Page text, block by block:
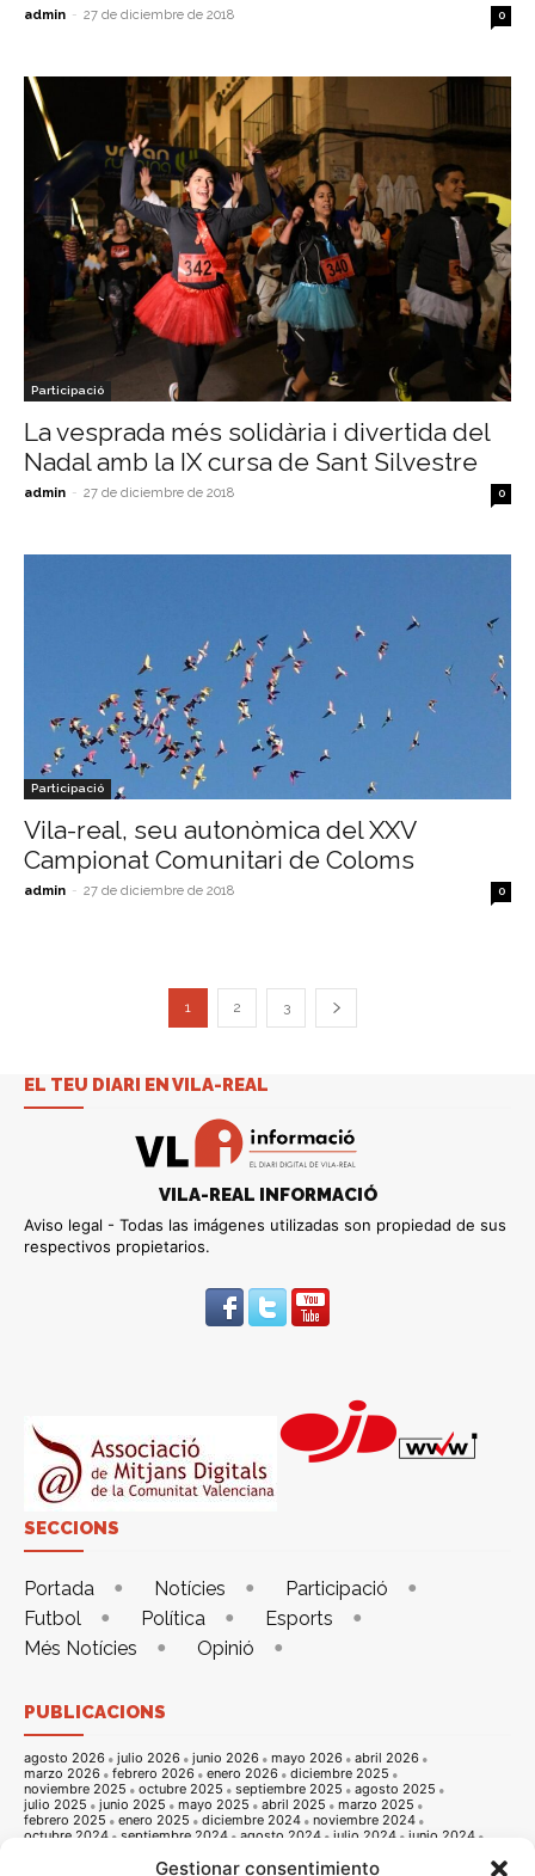
Gestionar consentimiento
admin - 27 de diciembre de 2018 0
Participació
La vesprada més solidària i divertida del
Nadal amb la IX cursa de Sant Silvestre
admin - 27 de diciembre de 2018 0
Participació
Vila-real, seu autonòmica del XXV
Campionat Comunitari de Coloms
admin - 27 de diciembre de 2018 0
1 2 3
EL TEU DIARI EN VILA-REAL
VILA-REAL INFORMACIÓ
Aviso legal - Todas las imágenes utilizadas son propiedad de sus
respectivos propietarios.
SECCIONS
Portada Notícies
Participació
Futbol
Política
Esports
Més Notícies
Opinió
PUBLICACIONS
agosto 2026 julio 2026 junio 2026 mayo 2026
abril 2026
marzo 2026
febrero 2026 enero 2026
diciembre 2025
noviembre 2025
octubre 2025 septiembre 2025
agosto 2025
julio 2025
junio 2025 mayo 2025 abril 2025
marzo 2025
febrero 2025
enero 2025 diciembre 2024
noviembre 2024
octubre 2024
septiembre 2024 agosto 2024 julio 2024
junio 2024
noviembre 2023 octubre 2023
septiembre 2023